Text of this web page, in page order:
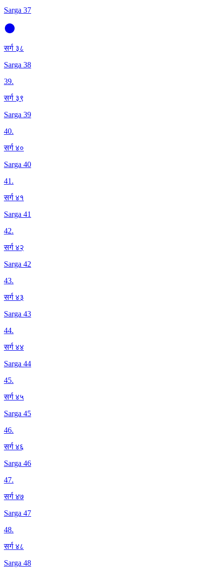
Sarga 37
सर्ग ३८
Sarga 38
39.
सर्ग ३९
Sarga 39
40.
सर्ग ४०
Sarga 40
41.
सर्ग ४१
Sarga 41
42.
सर्ग ४२
Sarga 42
43.
सर्ग ४३
Sarga 43
44.
सर्ग ४४
Sarga 44
45.
सर्ग ४५
Sarga 45
46.
सर्ग ४६
Sarga 46
47.
सर्ग ४७
Sarga 47
48.
सर्ग ४८
Sarga 48